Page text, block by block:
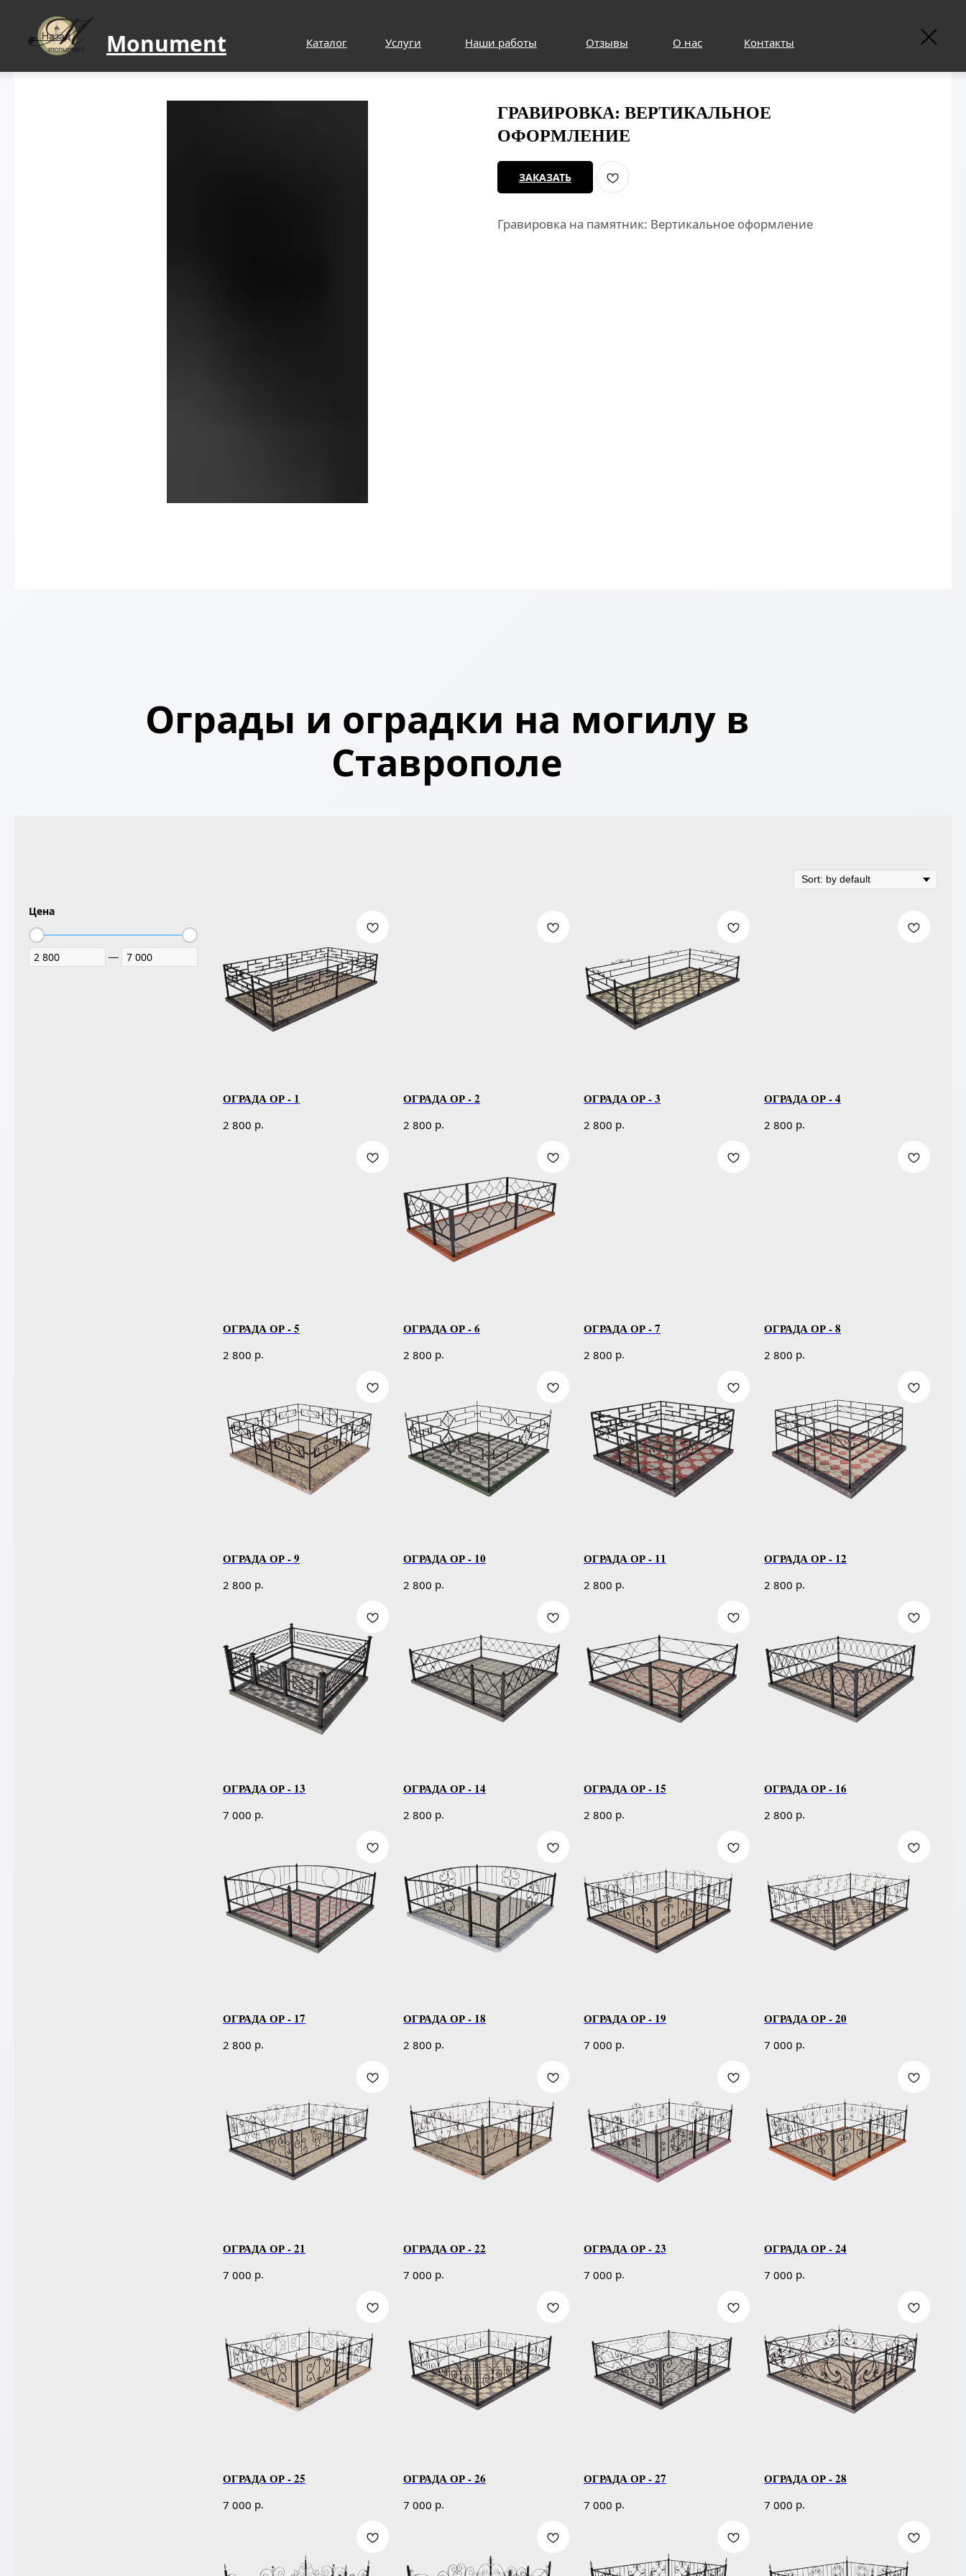
Назад
ГРАВИРОВКА: ВЕРТИКАЛЬНОЕ
ОФОРМЛЕНИЕ
ЗАКАЗАТЬ
Гравировка на памятник: Вертикальное оформление
Monument Каталог Услуги Наши работы Отзывы О нас Контакты
Ограды и оградки на могилу в
Ставрополе
Цена
—
ОГРАДА ОР - 1
2 800 р.
ОГРАДА ОР - 2
2 800 р.
ОГРАДА ОР - 3
2 800 р.
ОГРАДА ОР - 4
2 800 р.
ОГРАДА ОР - 5
2 800 р.
ОГРАДА ОР - 6
2 800 р.
ОГРАДА ОР - 7
2 800 р.
ОГРАДА ОР - 8
2 800 р.
ОГРАДА ОР - 9
2 800 р.
ОГРАДА ОР - 10
2 800 р.
ОГРАДА ОР - 11
2 800 р.
ОГРАДА ОР - 12
2 800 р.
ОГРАДА ОР - 13
7 000 р.
ОГРАДА ОР - 14
2 800 р.
ОГРАДА ОР - 15
2 800 р.
ОГРАДА ОР - 16
2 800 р.
ОГРАДА ОР - 17
2 800 р.
ОГРАДА ОР - 18
2 800 р.
ОГРАДА ОР - 19
7 000 р.
ОГРАДА ОР - 20
7 000 р.
ОГРАДА ОР - 21
7 000 р.
ОГРАДА ОР - 22
7 000 р.
ОГРАДА ОР - 23
7 000 р.
ОГРАДА ОР - 24
7 000 р.
ОГРАДА ОР - 25
7 000 р.
ОГРАДА ОР - 26
7 000 р.
ОГРАДА ОР - 27
7 000 р.
ОГРАДА ОР - 28
7 000 р.